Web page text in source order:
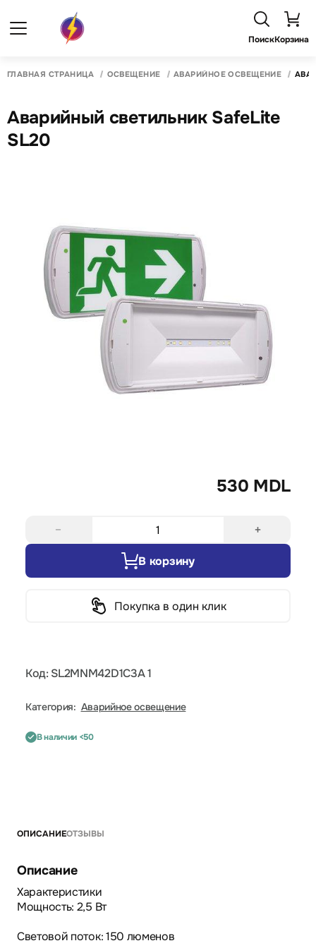
ПоискКорзина
ГЛАВНАЯ СТРАНИЦА ОСВЕЩЕНИЕ АВАРИЙНОЕ ОСВЕЩЕНИЕ
Аварийный светильник SafeLite
SL20
530 MDL
− +
В корзину
Покупка в один клик
Код: SL2MNM42D1C3A 1
Категория: Аварийное освещение
В наличии <50
ОПИСАНИЕОТЗЫВЫ
Описание
Характеристики
Мощность: 2,5 Вт
Световой поток: 150 люменов